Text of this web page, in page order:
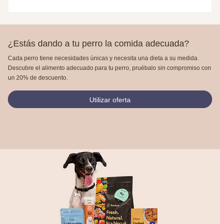
¿Estás dando a tu perro la comida adecuada?
Cada perro tiene necesidades únicas y necesita una dieta a su medida.
Descubre el alimento adecuado para tu perro, pruébalo sin compromiso con
un 20% de descuento.
Utilizar oferta